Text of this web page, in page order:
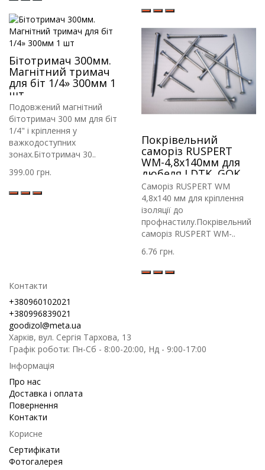
Бітотримач 300мм.
Магнітний тримач
для біт 1/4» 300мм 1
шт
Подовжений магнітний
бітотримач 300 мм для біт
1/4" і кріплення у
важкодоступних
зонах.Бітотримач 30..
399.00 грн.
Покрівельний
саморіз RUSPERT
WM-4,8х140мм для
дюбеля LDTK, GOK,
RIF.
Саморіз RUSPERT WM
4,8х140 мм для кріплення
ізоляції до
профнастилу.Покрівельний
саморіз RUSPERT WM-..
6.76 грн.
Контакти
+380960102021
+380996839021
goodizol@meta.ua
Харків, вул. Сергія Тархова, 13
Графік роботи: Пн-Сб - 8:00-20:00, Нд - 9:00-17:00
Інформація
Про нас
Доставка і оплата
Повернення
Контакти
Корисне
Сертифікати
Фотогалерея